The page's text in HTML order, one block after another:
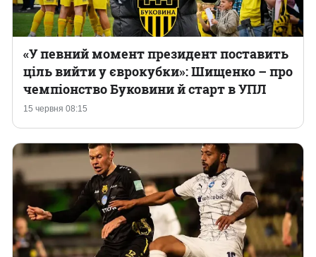
15 червня 08:15
«У певний момент президент поставить
ціль вийти у єврокубки»: Шищенко – про
чемпіонство Буковини й старт в УПЛ